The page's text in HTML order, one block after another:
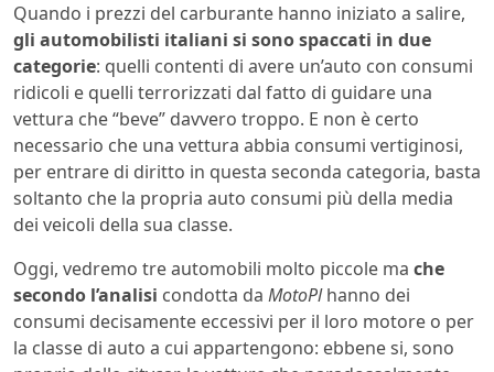
Quando i prezzi del carburante hanno iniziato a salire,
gli automobilisti italiani si sono spaccati in due
categorie: quelli contenti di avere un’auto con consumi
ridicoli e quelli terrorizzati dal fatto di guidare una
vettura che “beve” davvero troppo. E non è certo
necessario che una vettura abbia consumi vertiginosi,
per entrare di diritto in questa seconda categoria, basta
soltanto che la propria auto consumi più della media
dei veicoli della sua classe.
Oggi, vedremo tre automobili molto piccole ma che
secondo l’analisi condotta da MotoPlhanno dei
consumi decisamente eccessivi per il loro motore o per
la classe di auto a cui appartengono: ebbene si, sono